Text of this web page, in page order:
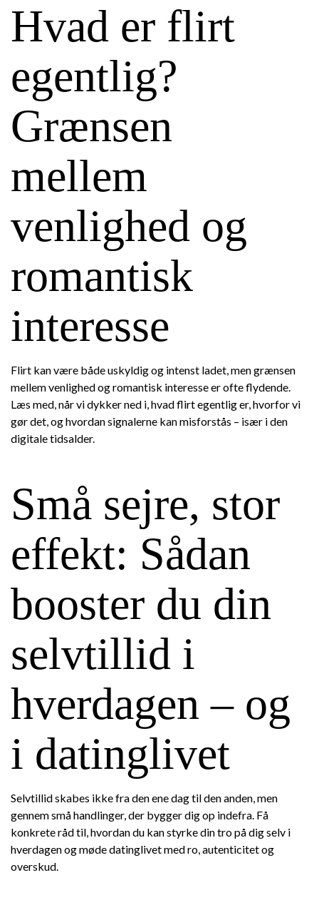
Hvad er flirt
egentlig?
Grænsen
mellem
venlighed og
romantisk
interesse
Flirt kan være både uskyldig og intenst ladet, men grænsen
mellem venlighed og romantisk interesse er ofte flydende.
Læs med, når vi dykker ned i, hvad flirt egentlig er, hvorfor vi
gør det, og hvordan signalerne kan misforstås – især i den
digitale tidsalder.
Små sejre, stor
effekt: Sådan
booster du din
selvtillid i
hverdagen – og
i datinglivet
Selvtillid skabes ikke fra den ene dag til den anden, men
gennem små handlinger, der bygger dig op indefra. Få
konkrete råd til, hvordan du kan styrke din tro på dig selv i
hverdagen og møde datinglivet med ro, autenticitet og
overskud.